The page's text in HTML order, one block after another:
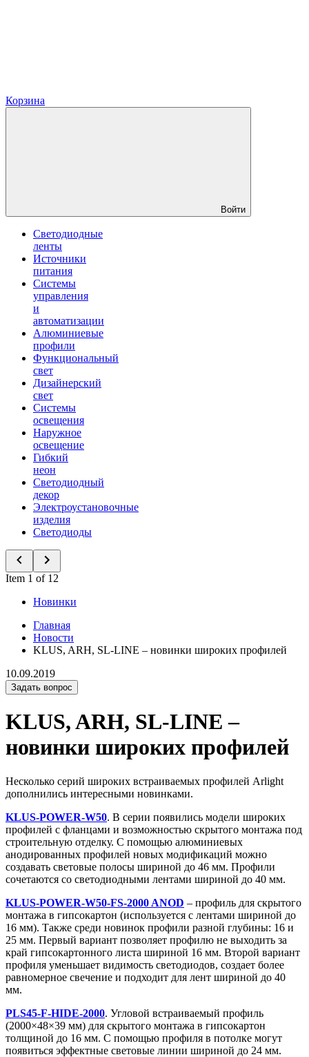
Корзина
Войти
Светодиодные
ленты
Источники
питания
Системы
управления
и
автоматизации
Алюминиевые
профили
Функциональный
свет
Дизайнерский
свет
Системы
освещения
Наружное
освещение
Гибкий
неон
Светодиодный
декор
Электроустановочные
изделия
Светодиоды
Item 1 of 12
Новинки
Главная
Новости
KLUS, ARH, SL-LINE – новинки широких профилей
10.09.2019
Задать вопрос
KLUS, ARH, SL-LINE –
новинки широких профилей
Несколько серий широких встраиваемых профилей Arlight
дополнились интересными новинками.
KLUS-POWER-W50. В серии появились модели широких
профилей с фланцами и возможностью скрытого монтажа под
строительную отделку. С помощью алюминиевых
анодированных профилей новых модификаций можно
создавать световые полосы шириной до 46 мм. Профили
сочетаются со светодиодными лентами шириной до 40 мм.
KLUS-POWER-W50-FS-2000 ANOD – профиль для скрытого
монтажа в гипсокартон (используется с лентами шириной до
16 мм). Также среди новинок профили разной глубины: 16 и
25 мм. Первый вариант позволяет профилю не выходить за
край гипсокартонного листа шириной 16 мм. Второй вариант
профиля уменьшает видимость светодиодов, создает более
равномерное свечение и подходит для лент шириной до 40
мм.
PLS45-F-HIDE-2000. Угловой встраиваемый профиль
(2000×48×39 мм) для скрытого монтажа в гипсокартон
толщиной до 16 мм. С помощью профиля в потолке могут
появиться эффектные световые линии шириной до 24 мм.